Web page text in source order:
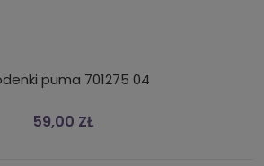
puma 701275 04
59,00 ZŁ